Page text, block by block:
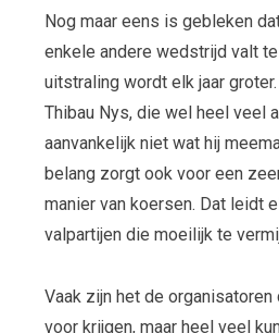
Nog maar eens is gebleken
enkele andere wedstrijd valt
uitstraling wordt elk jaar
Thibau Nys, die wel heel veel
aanvankelijk niet wat hij
belang zorgt ook voor een
manier van koersen. Dat leidt
valpartijen die moeilijk te
Vaak zijn het de organisatoren
voor krijgen, maar heel veel